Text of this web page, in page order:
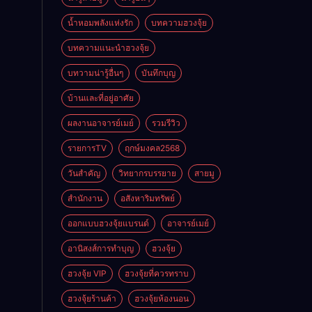
น้ำหอมพลังแห่งรัก บทความฮวงจุ้ย
บทความแนะนำฮวงจุ้ย
บทวามน่ารู้อื่นๆ บันทึกบุญ
บ้านและที่อยู่อาศัย
ผลงานอาจารย์เมย์ รวมรีวิว
รายการTV ฤกษ์มงคล2568
วันสำคัญ วิทยากรบรรยาย สายมู
สำนักงาน อสังหาริมทรัพย์
ออกแบบฮวงจุ้ยแบรนด์ อาจารย์เมย์
อานิสงส์การทำบุญ ฮวงจุ้ย
ฮวงจุ้ย VIP ฮวงจุ้ยที่ควรทราบ
ฮวงจุ้ยร้านค้า ฮวงจุ้ยห้องนอน